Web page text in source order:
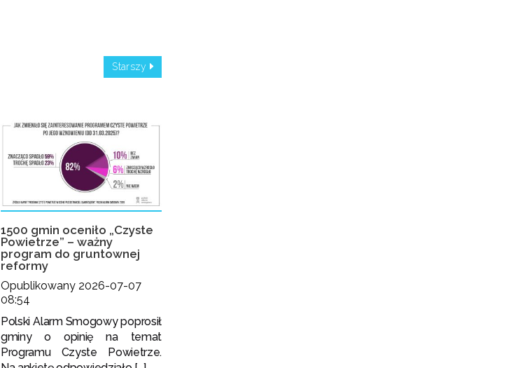
Starszy
1500 gmin oceniło „Czyste
Powietrze” – ważny
program do gruntownej
reformy
Opublikowany 2026-07-07
08:54
Polski Alarm Smogowy poprosił
gminy o opinię na temat
Programu Czyste Powietrze.